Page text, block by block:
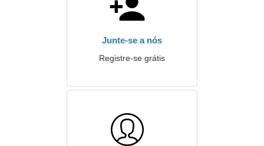
Junte-se a nós
Registre-se grátis